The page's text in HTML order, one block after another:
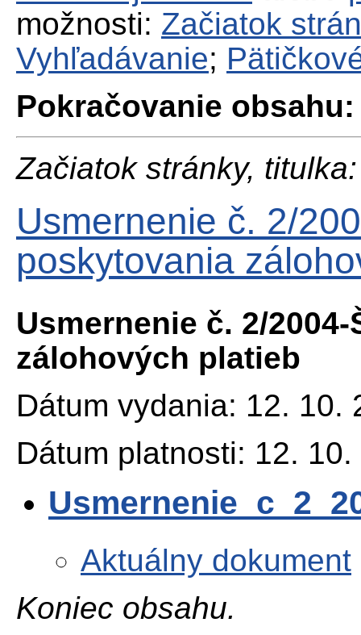
možnosti: Začiatok
Vyhľadávanie;
Pokračovanie obsahu:
Začiatok stránky, titulka:
Usmernenie č. 2/
poskytovania
Usmernenie č. 2/
zálohových platieb
Dátum vydania: 12. 10.
Dátum platnosti: 12. 10.
Aktuálny dokument
Koniec obsahu.